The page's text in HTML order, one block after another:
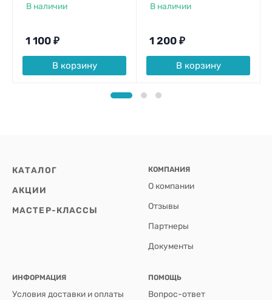
В наличии
1 100 ₽
В корзину
В наличии
1 200 ₽
В корзину
КАТАЛОГ
АКЦИИ
МАСТЕР-КЛАССЫ
КОМПАНИЯ
О компании
Отзывы
Партнеры
Документы
ИНФОРМАЦИЯ
Условия доставки и оплаты
ПОМОЩЬ
Вопрос-ответ